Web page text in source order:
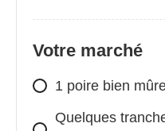
Votre marché
1 poire bien
Quelques